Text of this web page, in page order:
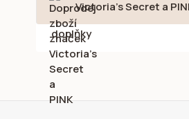
Victoria's Secret a